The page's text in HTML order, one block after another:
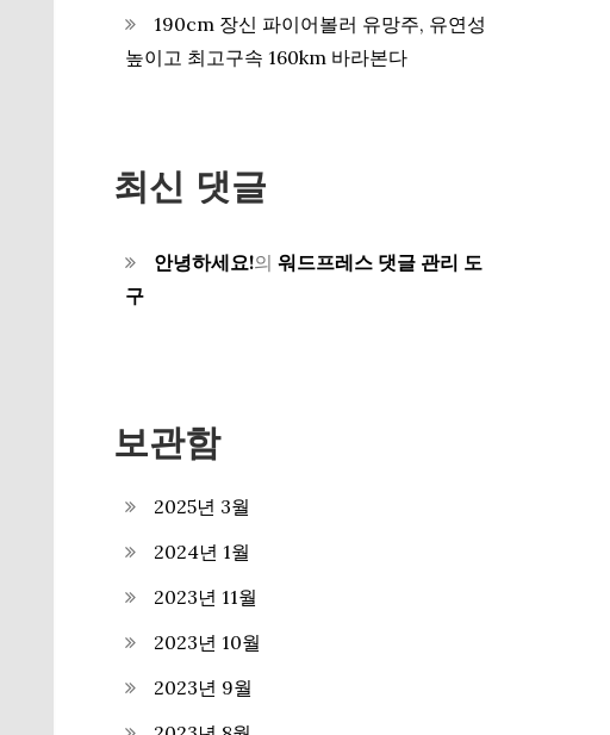
190cm 장신 파이어볼러 유망주, 유연성
높이고 최고구속 160km 바라본다
최신 댓글
안녕하세요!의 워드프레스 댓글 관리 도
구
보관함
2025년 3월
2024년 1월
2023년 11월
2023년 10월
2023년 9월